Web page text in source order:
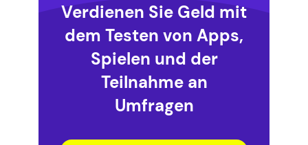
Verdienen Sie Geld mit
dem Testen von Apps,
Spielen und der
Teilnahme an
Umfragen